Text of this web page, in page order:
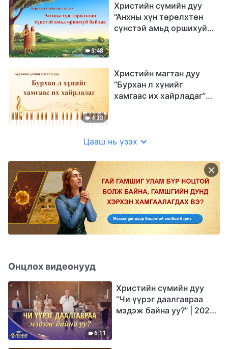
3:48
Христийн сүмийн дуу
“Анхны хүн төрөлхтөн
сүнстэй амьд оршихуй
4:33
Христийн магтан дуу
“Бурхан л хүнийг
хамгаас их хайрладаг”
Цааш нь үзэх
Онцлох видеонууд
6:11
Христийн сүмийн дуу
“Чи үүрэг даалгавраа
мэдэж байна уу?” | 2026